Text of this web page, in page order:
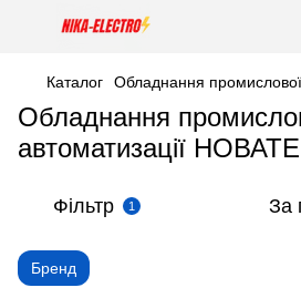
Каталог Обладнання промислової
Обладнання
автоматизації
Фільтр 1 За
Бренд